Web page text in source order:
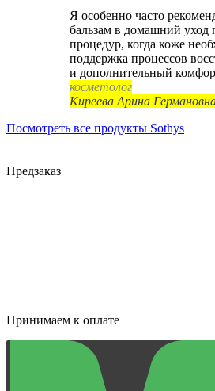
Я особенно часто
бальзам в домашний уход
процедур, когда коже
поддержка процессов
и дополнительный
косметолог
Киреева Арина
Посмотреть все продукты Sothys
Предзаказ
Принимаем к оплате